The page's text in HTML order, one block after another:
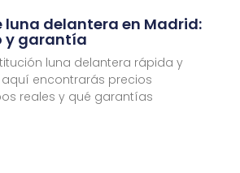
luna delantera en Madrid:
y garantía
luna delantera rápida y
aquí encontrarás precios
reales y qué garantías